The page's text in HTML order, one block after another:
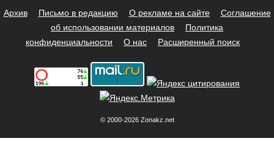
Архив Письмо в редакцию О рекламе на сайте
Соглашение
об использовании материалов
Политика
конфиденциальности
О нас Расширенный поиск
© 2000-2026 Zonakz.net